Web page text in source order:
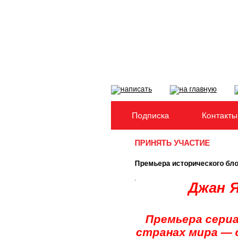
Подписка Контакты
ПРИНЯТЬ УЧАСТИЕ
Премьера исторического
Джан
Премьера
странах мира —